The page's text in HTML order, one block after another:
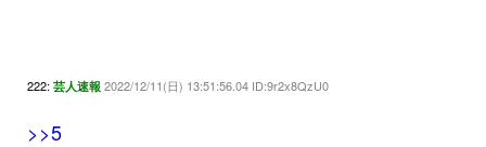
222: 芸人速報 2022/12/11(日) 13:51:56.04 ID:9r2x8QzU0
>>5